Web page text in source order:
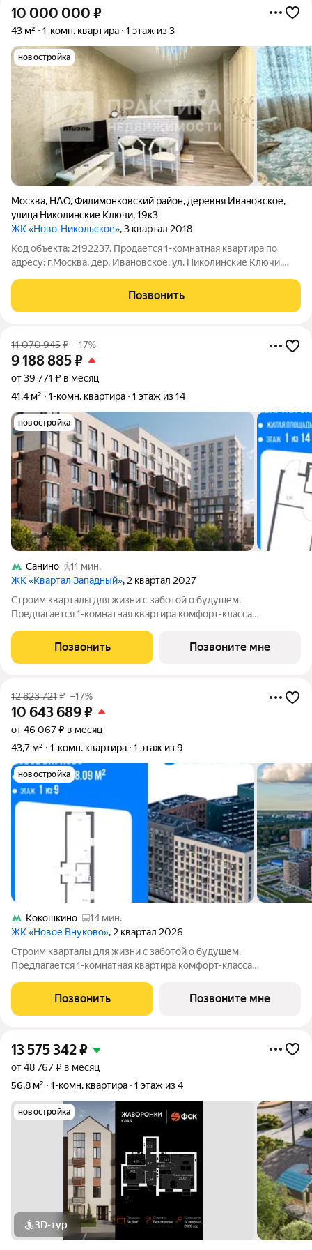
10 000 000 ₽
43 м² 1-комн. квартира 1 этаж из 3
новостройка
Москва, НАО,Филимонковский район, деревня Ивановское,
улица Николинские Ключи,19к3
ЖК «Ново-Никольское», 3 квартал 2018
Код объекта: 2192237. Продается 1-комнатная квартира по
адресу: г.Москва, дер. Ивановское, ул. Николинские Ключи,
комфортное жильё в динамично развивающемся районе
Москвы! Экологически чистый район!
Позвонить
11 070 945₽ –17%
9 188 885₽
от 39 771 ₽ в месяц
41,4 м²
1-комн. квартира 1 этаж из 14
новостройка
Санино
11 мин.
ЖК «Квартал Западный», 2 квартал 2027
Строим кварталы для жизни с заботой о будущем.
Предлагается 1-комнатная квартира комфорт-класса
этаже, в жилом комплексе "Квартал Западный".Застройщик
сдает квартиры с отделкой в нескольких
Позвонить Позвоните мне
12 823 721₽ –17%
10 643 689₽
от 46 067 ₽ в месяц
43,7 м²
1-комн. квартира 1 этаж из 9
новостройка
Кокошкино
14 мин.
ЖК «Новое Внуково», 2 квартал 2026
Строим кварталы для жизни с заботой о будущем.
Предлагается 1-комнатная квартира комфорт-класса
этаже, в жилом комплексе "Новое Внуково". Застройщик
сдает квартиру с отделкой в нескольких
Позвонить Позвоните мне
13 575 342₽
от 48 767 ₽ в месяц
56,8 м²
1-комн. квартира 1 этаж из 4
новостройка
3D-тур